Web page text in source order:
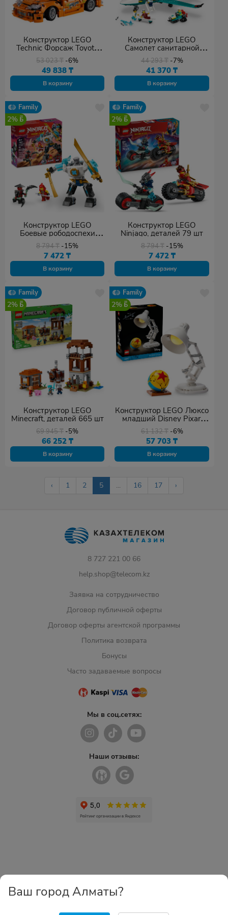
Конструктор LEGO
Technic Форсаж Toyota
Supra MK4, деталей 810
шт
53 023₸ -6%
49 838 ₸
В корзину
Конструктор LEGO
Самолет санитарной
авиации City, деталей 395
шт
44 293₸ -7%
41 370₸
В корзину
Family
2%
Конструктор LEGO
Боевые рободоспехи
Зейна, деталей 92 шт
8 794₸ -15%
7 472₸
В корзину
Family
2%
Конструктор LEGO
Ninjago, деталей 79 шт
8 794₸ -15%
7 472 ₸
В корзину
Family
2%
Конструктор LEGO
Minecraft, деталей 665 шт
69 945₸ -5%
66 252 ₸
В корзину
Family
2%
Конструктор LEGO Люксо
младший Disney Pixar,
деталей 613 шт
61 132₸ -6%
57 703₸
В корзину
‹ 1 2 5 ... 16 17 ›
8 727 221 00 66
help.shop@telecom.kz
Заявка на сотрудничество
Договор публичной оферты
Договор оферты агентской программы
Политика возврата
Бонусы
Часто задаваемые вопросы
Мы в соц.сетях:
Наши отзывы:
Ваш город Алматы?